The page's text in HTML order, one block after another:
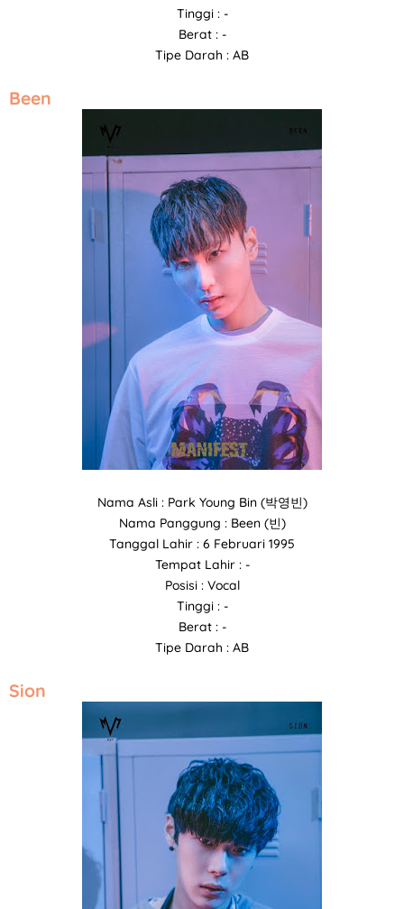
Tinggi : -
Berat : -
Tipe Darah : AB
Been
Nama Asli : Park Young Bin (박영빈)
Nama Panggung : Been (빈)
Tanggal Lahir : 6 Februari 1995
Tempat Lahir : -
Posisi : Vocal
Tinggi : -
Berat : -
Tipe Darah : AB
Sion